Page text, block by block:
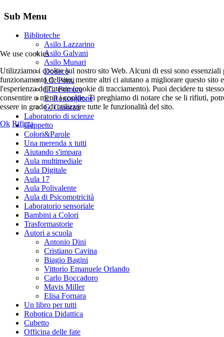
Sub Menu
Biblioteche
Asilo Lazzarino
Asilo Galvani
Asilo Munari
Dodecò
I.C. Ponti
I.C. Fornara
E. Roncaglione
G. Casorati
Laboratorio di scienze
Geppetto
Colori&Parole
Una merenda x tutti
Aiutando s'impara
Aula multimediale
Aula Digitale
Aula 17
Aula Polivalente
Aula di Psicomotricità
Laboratorio sensoriale
Bambini a Colori
Trasformastorie
Autori a scuola
Antonio Dini
Cristiano Cavina
Biagio Bagini
Vittorio Emanuele Orlando
Carlo Boccadoro
Mavis Miller
Elisa Fornara
Un libro per tutti
Robotica Didattica
Cubetto
Officina delle fate
We use cookies
Utilizziamo i cookie sul nostro sito Web. Alcuni di essi sono essenziali
funzionamento del sito, mentre altri ci aiutano a migliorare questo sito e
l'esperienza dell'utente (cookie di tracciamento). Puoi decidere tu
consentire o meno i cookie. Ti preghiamo di notare che se li rifiuti,
essere in grado di utilizzare tutte le funzionalità del sito.
Ok Rifiuta